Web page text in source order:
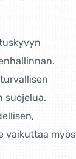
suojelua.
vaikuttaa myös